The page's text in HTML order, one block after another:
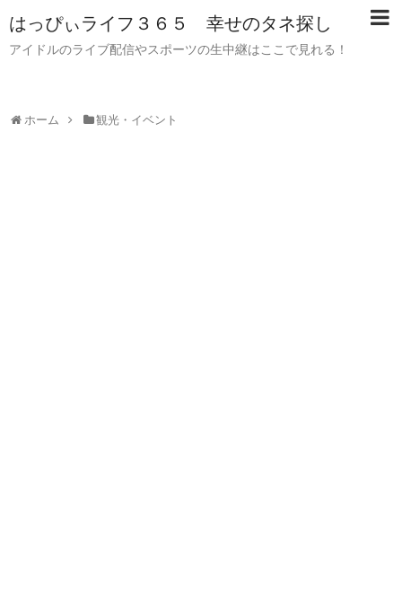
はっぴぃライフ３６５ 幸せのタネ探し
アイドルのライブ配信やスポーツの生中継はここで見れる！
ホーム 観光・イベント